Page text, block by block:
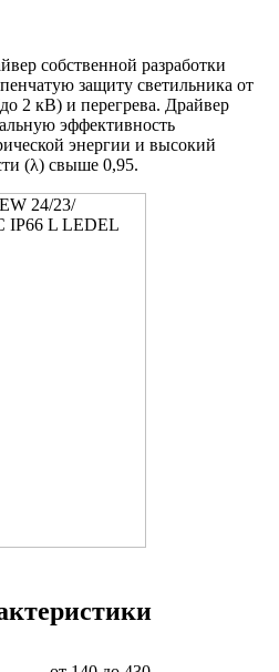
собственной разработки
защиту светильника от
2 кВ) и перегрева. Драйвер
эффективность
энергии и высокий
(λ) свыше 0,95.